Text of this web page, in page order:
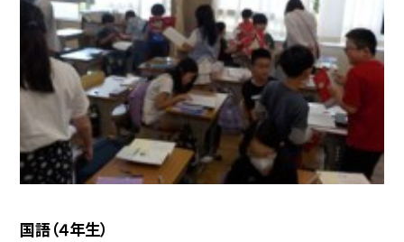
国語（４年生）